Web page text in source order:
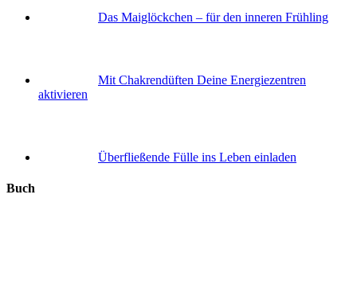
Das Maiglöckchen – für den inneren Frühling
Mit Chakrendüften Deine Energiezentren
aktivieren
Überfließende Fülle ins Leben einladen
Buch